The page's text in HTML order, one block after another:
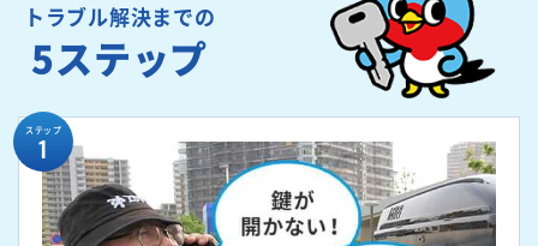
トラブル解決までの
5ステップ
ステップ
1